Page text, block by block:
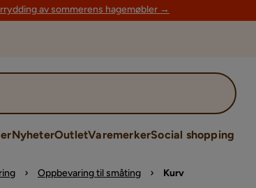
av sommerens hagemøbler →
NyheterOutletVaremerkerSocial shopping
Oppbevaring til småting Kurv